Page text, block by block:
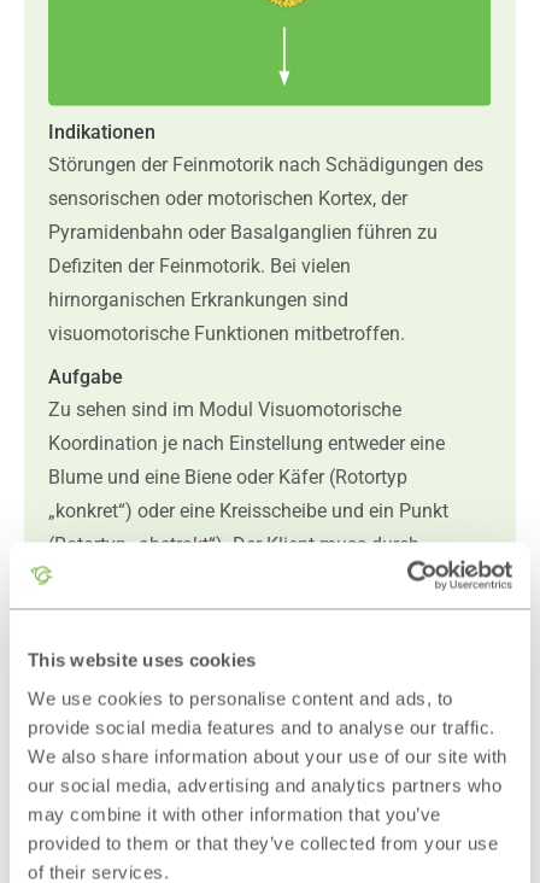
This website uses cookies
We use cookies to personalise content and ads, to
provide social media features and to analyse our traffic.
We also share information about your use of our site with
our social media, advertising and analytics partners who
may combine it with other information that you’ve
provided to them or that they’ve collected from your use
of their services.
Indikationen
Störungen der Feinmotorik nach Schädigungen des
sensorischen oder motorischen Kortex, der
Pyramidenbahn oder Basalganglien führen zu
Defiziten der Feinmotorik. Bei vielen
hirnorganischen Erkrankungen sind
visuomotorische Funktionen mitbetroffen.
Aufgabe
Zu sehen sind im Modul Visuomotorische
Koordination je nach Einstellung entweder eine
Blume und eine Biene oder Käfer (Rotortyp
„konkret“) oder eine Kreisscheibe und ein Punkt
(Rotortyp „abstrakt“). Der Klient muss durch
Bewegung des Joysticks oder der Maus dafür
sorgen, dass die Biene bzw. der Punkt auf der Blüte
Trainingsmaterial
Um das Training, insbesondere für Kinder,
interessanter und abwechslungsreicher zu gestalten,
werden im Modus „konkret“ 25 Bildpaare als
Rotor/Cursor genutzt. Die Schwierigkeit wird durch
die Größe der Kreisscheibe, die Geschwindigkeit, mit